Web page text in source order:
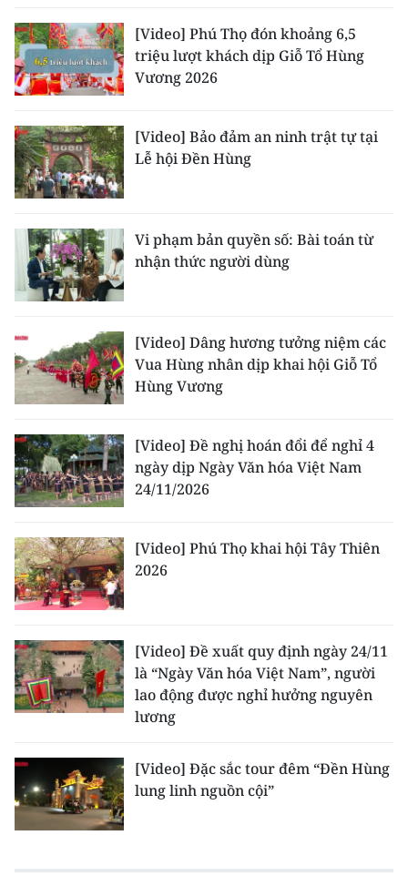
[Video] Phú Thọ đón khoảng 6,5
triệu lượt khách dịp Giỗ Tổ Hùng
Vương 2026
[Video] Bảo đảm an ninh trật tự tại
Lễ hội Đền Hùng
Vi phạm bản quyền số: Bài toán từ
nhận thức người dùng
[Video] Dâng hương tưởng niệm các
Vua Hùng nhân dịp khai hội Giỗ Tổ
Hùng Vương
[Video] Đề nghị hoán đổi để nghỉ 4
ngày dịp Ngày Văn hóa Việt Nam
24/11/2026
[Video] Phú Thọ khai hội Tây Thiên
2026
[Video] Đề xuất quy định ngày 24/11
là “Ngày Văn hóa Việt Nam”, người
lao động được nghỉ hưởng nguyên
lương
[Video] Đặc sắc tour đêm “Đền Hùng
lung linh nguồn cội”